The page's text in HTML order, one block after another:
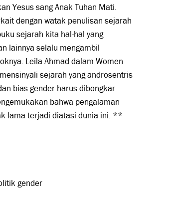
Yesus sang Anak Tuhan Mati.
dengan watak penulisan sejarah
sejarah kita hal-hal yang
lainnya selalu mengambil
Leila Ahmad dalam Women
sejarah yang androsentris
bias gender harus dibongkar
bahwa pengalaman
lama terjadi diatasi dunia ini. **
gender